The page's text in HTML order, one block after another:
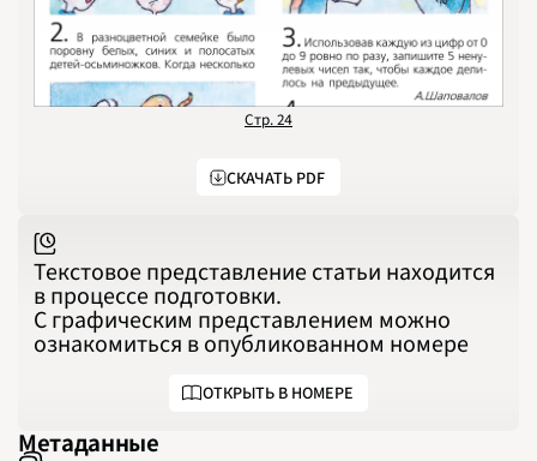
1996
1997
1998
1999
2000
2001
2002
2003
2004
2006
2007
2013
2014
2015
2016
2017
2018
2019
2021
Стр. 24
СКАЧАТЬ PDF
Текстовое представление статьи находится
в процессе подготовки.
С графическим представлением можно
ознакомиться в опубликованном номере
ОТКРЫТЬ В НОМЕРЕ
Метаданные